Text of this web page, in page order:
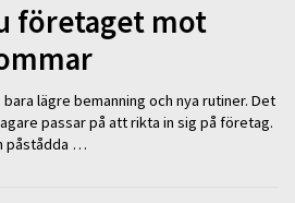
företaget mot
lägre bemanning och nya rutiner. Det
passar på att rikta in sig på företag.
påstådda …